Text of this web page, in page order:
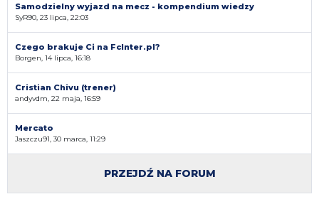
Samodzielny wyjazd na mecz - kompendium wiedzy
SyR90, 23 lipca, 22:03
Czego brakuje Ci na FcInter.pl?
Borgen, 14 lipca, 16:18
Cristian Chivu (trener)
andyvdm, 22 maja, 16:59
Mercato
Jaszczu91, 30 marca, 11:29
PRZEJDŹ NA FORUM